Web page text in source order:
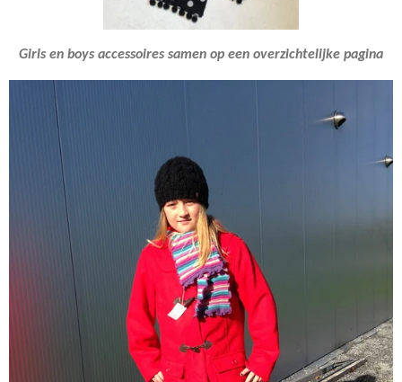
Girls en boys accessoires samen op een overzichtelijke pagina